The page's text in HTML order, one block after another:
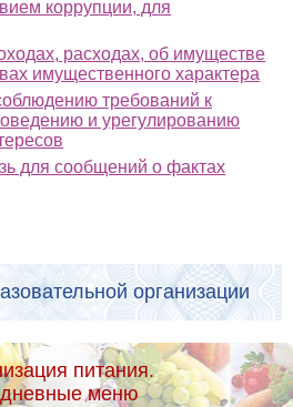
коррупции, для
расходах, об имуществе
имущественного характера
требований к
и урегулированию
для сообщений о фактах
организации
питания.
меню